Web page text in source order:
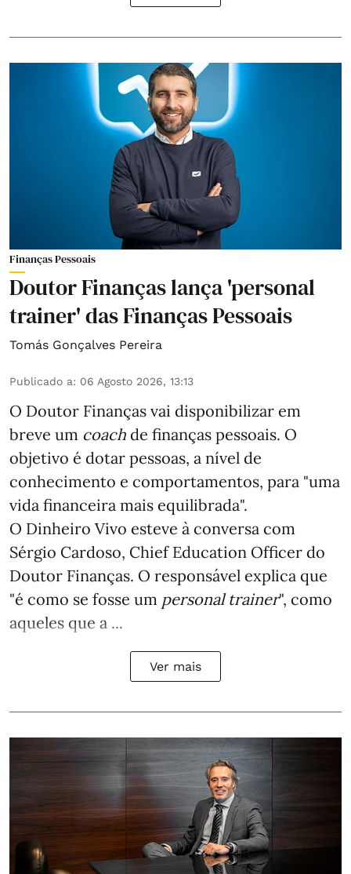
Finanças Pessoais
Doutor Finanças lança 'personal
trainer' das Finanças Pessoais
Tomás Gonçalves Pereira
Publicado a: 06 Agosto 2026, 13:13
O Doutor Finanças vai disponibilizar em
breve um coach de finanças pessoais. O
objetivo é dotar pessoas, a nível de
conhecimento e comportamentos, para "uma
vida financeira mais equilibrada".
O Dinheiro Vivo esteve à conversa com
Sérgio Cardoso, Chief Education Officer do
Doutor Finanças. O responsável explica que
"é como se fosse um personal trainer", como
aqueles que a ...
Ver mais